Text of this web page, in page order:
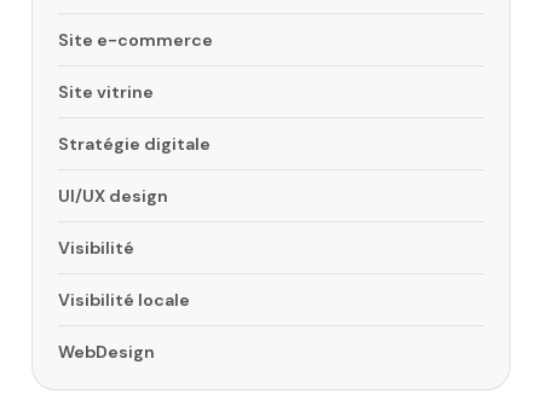
Site e-commerce
Site vitrine
Stratégie digitale
UI/UX design
Visibilité
Visibilité locale
WebDesign